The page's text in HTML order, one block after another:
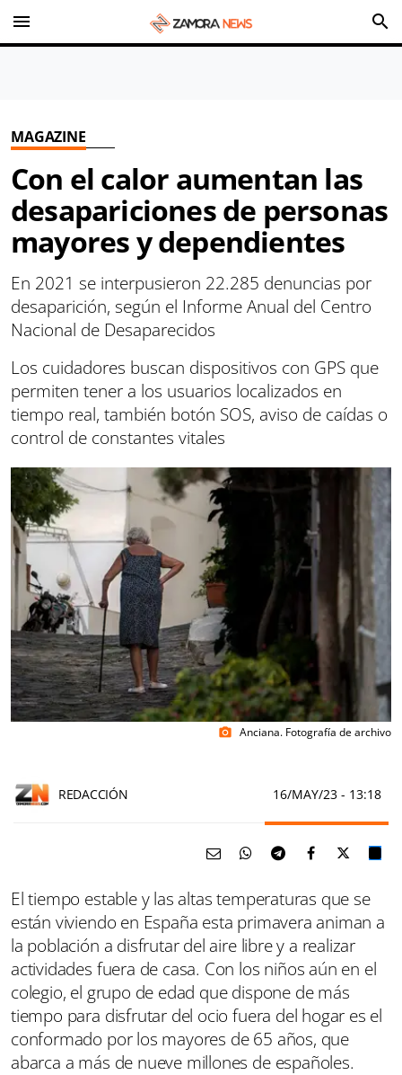
menu search
MAGAZINE
Con el calor aumentan las
desapariciones de personas
mayores y dependientes
En 2021 se interpusieron 22.285 denuncias por
desaparición, según el Informe Anual del Centro
Nacional de Desaparecidos
Los cuidadores buscan dispositivos con GPS que
permiten tener a los usuarios localizados en
tiempo real, también botón SOS, aviso de caídas o
control de constantes vitales
photo_camera Anciana. Fotografía de archivo
REDACCIÓN 16/MAY/23 - 13:18
El tiempo estable y las altas temperaturas que se
están viviendo en España esta primavera animan a
la población a disfrutar del aire libre y a realizar
actividades fuera de casa. Con los niños aún en el
colegio, el grupo de edad que dispone de más
tiempo para disfrutar del ocio fuera del hogar es el
conformado por los mayores de 65 años, que
abarca a más de nueve millones de españoles.